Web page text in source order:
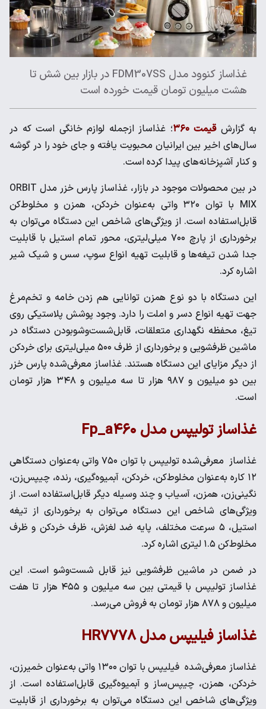
غذاساز کنوود مدل FDM307SS در بازار بین شش تا
هشت میلیون تومان قیمت خورده است
به گزارشقیمت ۳۶۰
؛ غذاساز ازجمله لوازم خانگی است که در
سال‌های اخیر بین ایرانیان محبویت یافته و جای خود را در گوشه
و کنار آشپزخانه‌های پیدا کرده است.
در بین محصولات موجود در بازار، غذاساز پارس خزر مدل ORBIT
MIX با توان ۳۲۰ واتی به‌عنوان خردکن، همزن و مخلوط‌کن
قابل‌استفاده است. از ویژگی‌های شاخص این دستگاه می‌توان به
برخورداری از پارچ ۷۰۰ میلی‌لیتری، محور تمام استیل با قابلیت
جدا شدن تیغه‌ها و قابلیت تهیه انواع سوپ، سس و شیک شیر
اشاره کرد.
این دستگاه با دو نوع همزن توانایی هم زدن خامه و تخم‌مرغ
جهت تهیه انواع دسر و املت را دارد. وجود پوشش پلاستیکی روی
تیغ، محفظه نگهداری متعلقات، قابل‌شست‌وشوبودن دستگاه در
ماشین ظرفشویی و برخورداری از ظرف ۵۰۰ میلی‌لیتری برای خردکن
از دیگر مزایای این دستگاه هستند. غذاساز معرفی‌شده پارس خزر
بین دو میلیون و ۹۸۷ هزار تا سه میلیون و ۳۴۸ هزار تومان
است.
غذاساز تولیپس مدل Fp_a۴۶۰
غذاساز معرفی‌شده تولیپس با توان ۷۵۰ واتی به‌عنوان دستگاهی
۱۲ کاره به‌عنوان مخلوط‌کن، خردکن، آبمیوه‌گیری، رنده، چیپس‌زن،
نگینی‌زن، همزن، آسیاب و چند وسیله دیگر قابل‌استفاده است. از
ویژگی‌های شاخص این دستگاه می‌توان به برخورداری از تیغه
استیل، ۵ سرعت مختلف، پایه ضد لغزش، ظرف خردکن و ظرف
مخلوط‌کن ۱.۵ لیتری اشاره کرد.
در ضمن در ماشین ظرفشویی نیز قابل شست‌وشو است. این
غذاساز تولیپس با قیمتی بین سه میلیون و ۴۵۵ هزار تا هفت
میلیون و ۸۷۸ هزار تومان به فروش می‌رسد.
غذاساز فیلیپس مدل HR۷۷۷۸
غذاساز معرفی‌شده فیلیپس با توان ۱۳۰۰ واتی به‌عنوان خمیرزن،
خردکن، همزن، چیپس‌ساز و آبمیوه‌گیری قابل‌استفاده است. از
ویژگی‌های شاخص این دستگاه می‌توان به برخورداری از قابلیت